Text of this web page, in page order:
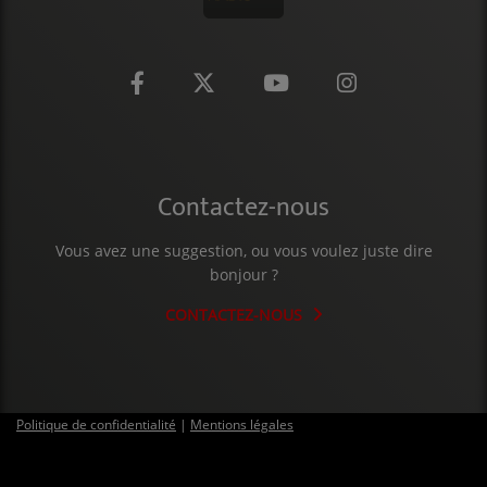
Contactez-nous
Vous avez une suggestion, ou vous voulez juste dire
bonjour ?
CONTACTEZ-NOUS
Politique de confidentialité | Mentions légales